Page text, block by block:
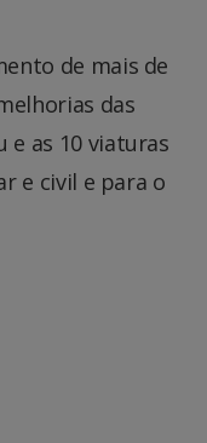
de mais de
das
e as 10 viaturas
e civil e para o